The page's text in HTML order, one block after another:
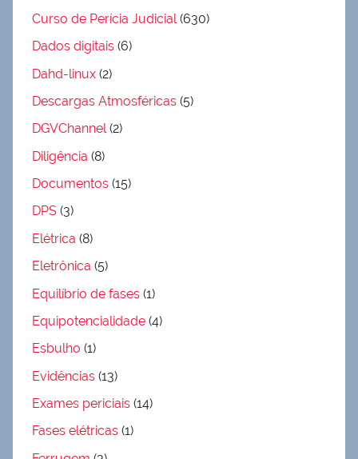
Curso de Perícia Judicial(630)
Dados digitais (6)
Dahd-linux (2)
Descargas Atmosféricas (5)
DGVChannel(2)
Diligência (8)
Documentos (15)
DPS (3)
Elétrica (8)
Eletrônica (5)
Equilíbrio de fases (1)
Equipotencialidade (4)
Esbulho (1)
Evidências (13)
Exames periciais (14)
Fases elétricas (1)